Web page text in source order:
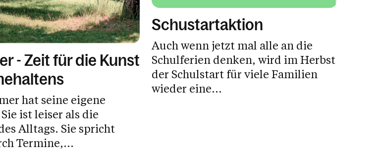
- Zeit für die Kunst
hat seine eigene
ist leiser als die
Alltags. Sie spricht
Termine,...
Schustartaktion
Auch wenn jetzt mal alle an die
Schulferien denken, wird im Herbst
der Schulstart für viele Familien
wieder eine...